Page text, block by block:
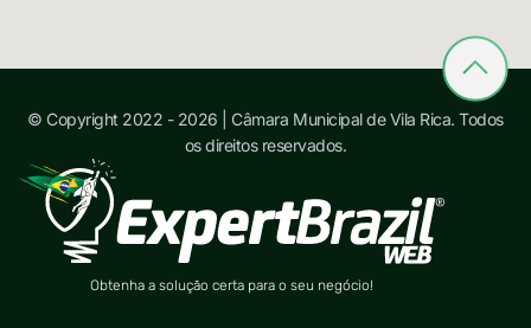
© Copyright 2022 - 2026 | Câmara Municipal de Vila Rica. Todos
os direitos reservados.
Obtenha a solução certa para o seu negócio!